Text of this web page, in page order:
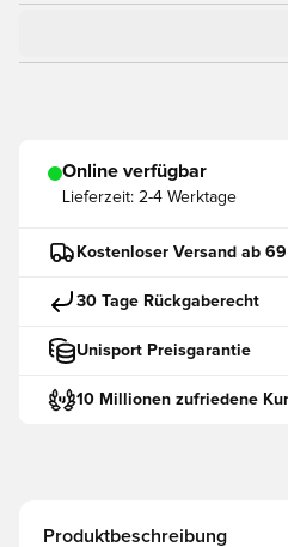
Online verfügbar
Lieferzeit: 2-4 Werktage
Kostenloser Versand ab
30 Tage Rückgaberecht
Unisport Preisgarantie
10 Millionen zufriedene
Produktbeschreibung